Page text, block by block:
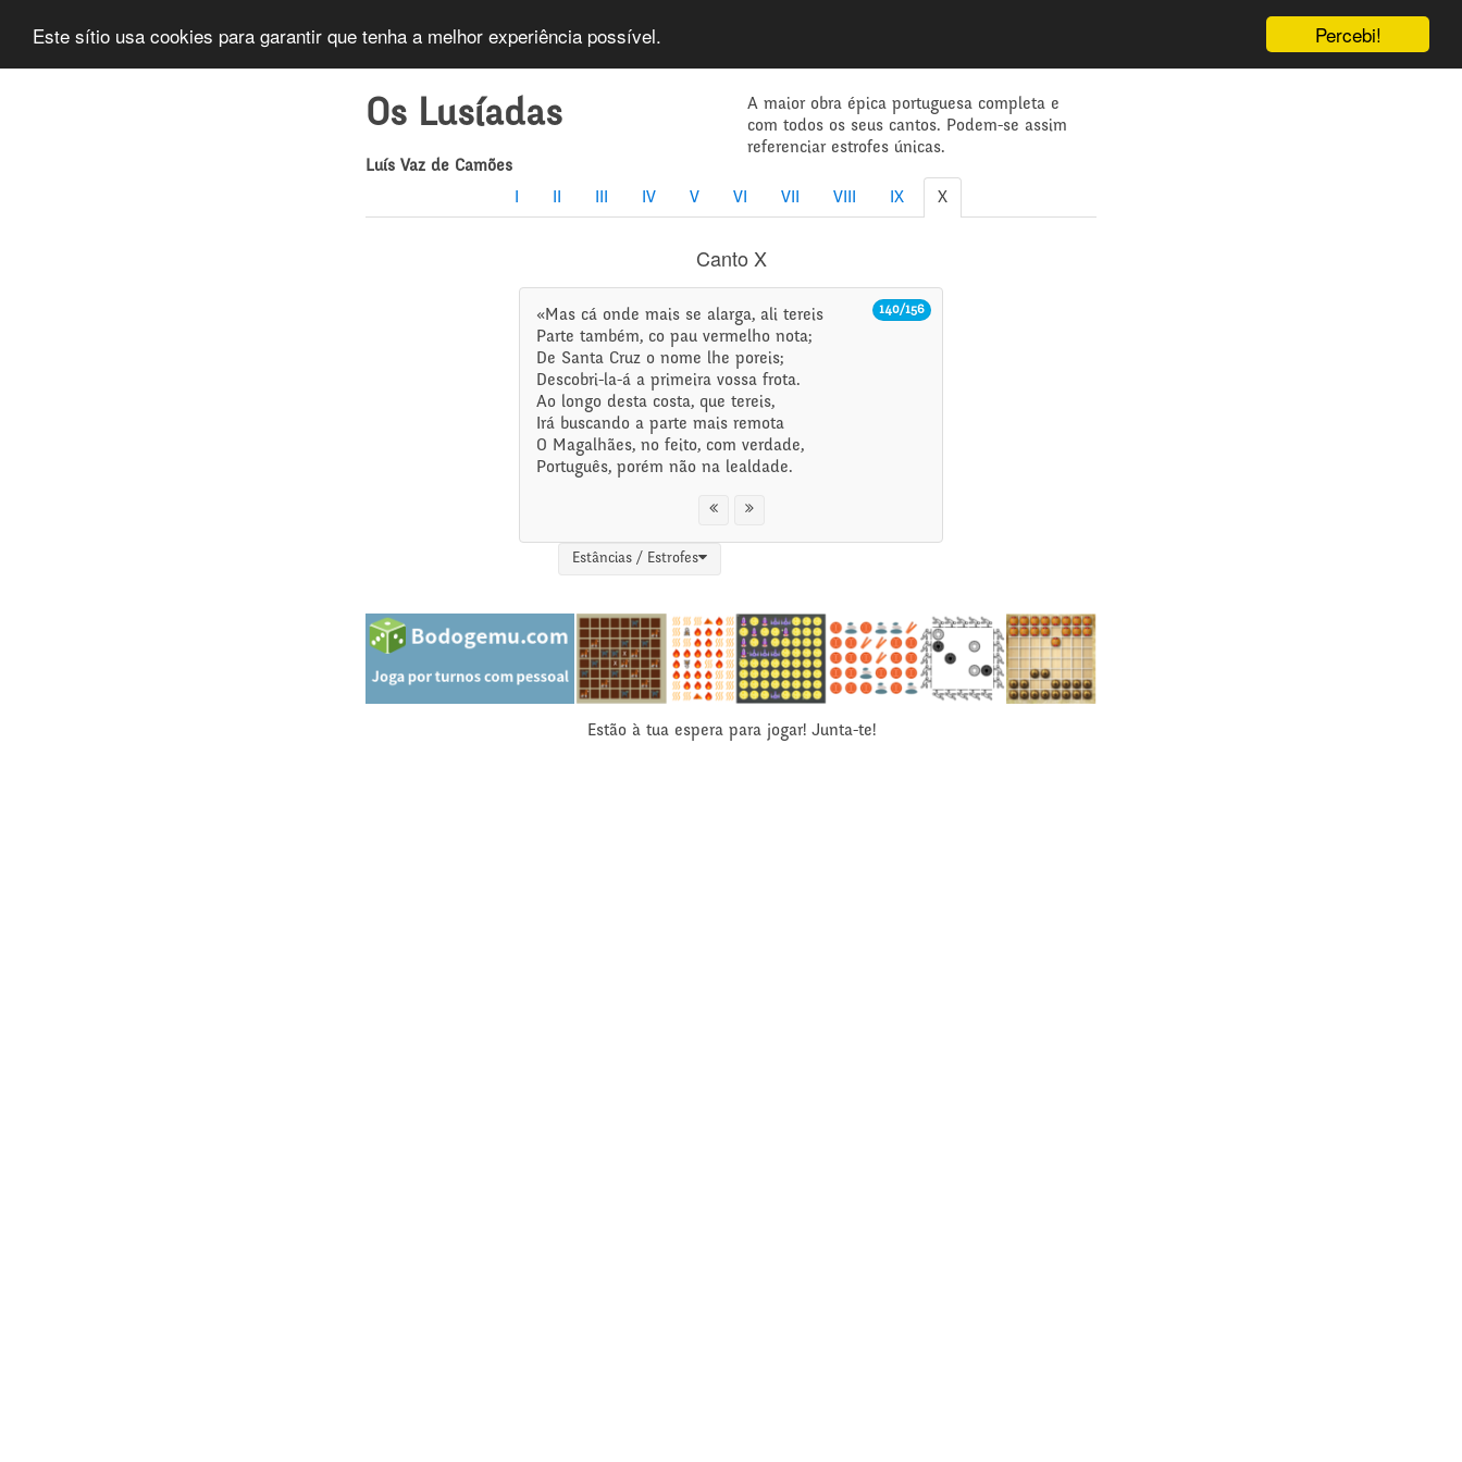
Percebi!
Este sítio usa cookies para garantir que tenha a melhor experiência possível.
Os Lusíadas
Luís Vaz de Camões
A maior obra épica portuguesa completa e
com todos os seus cantos. Podem-se assim
referenciar estrofes únicas.
IV V VI VII VIII IX X
Canto X
140/156
«Mas cá onde mais se alarga, ali tereis
Parte também, co pau vermelho nota;
De Santa Cruz o nome lhe poreis;
Descobri-la-á a primeira vossa frota.
Ao longo desta costa, que tereis,
Irá buscando a parte mais remota
O Magalhães, no feito, com verdade,
Português, porém não na lealdade.
Estâncias / Estrofes
Estão à tua espera para jogar! Junta-te!